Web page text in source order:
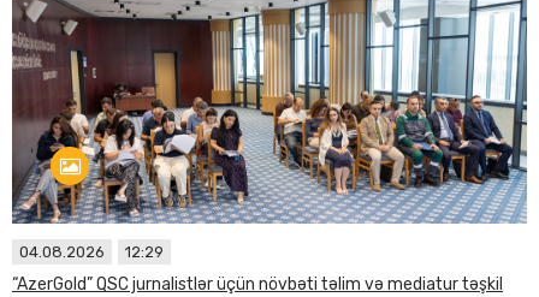
04.08.2026 12:29
“AzerGold” QSC jurnalistlər üçün növbəti təlim və mediatur təşkil